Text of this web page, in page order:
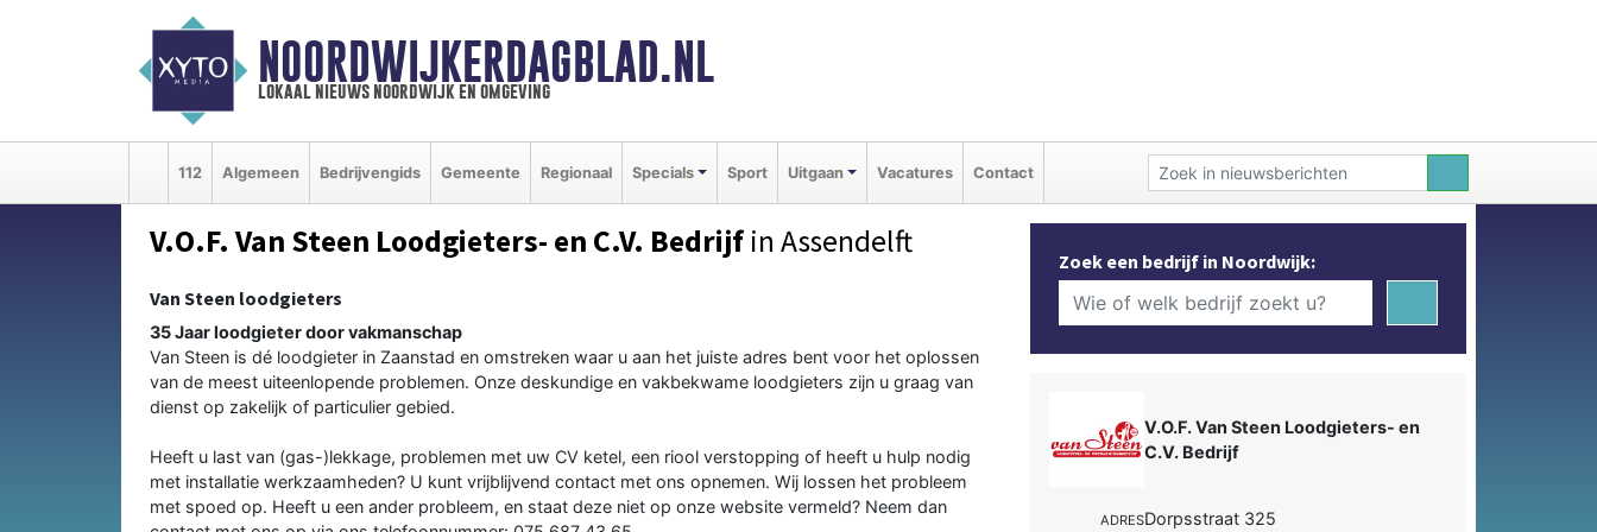
NOORDWIJKERDAGBLAD.NL
lokaal nieuws noordwijk en omgeving
112 Algemeen Bedrijvengids Gemeente Regionaal Specials Sport Uitgaan Vacatures Contact
V.O.F. Van Steen Loodgieters- en C.V. Bedrijf in Assendelft
Van Steen loodgieters
35 Jaar loodgieter door vakmanschap
Van Steen is dé loodgieter in Zaanstad en omstreken waar u aan het juiste adres bent voor het oplossen
van de meest uiteenlopende problemen. Onze deskundige en vakbekwame loodgieters zijn u graag van
dienst op zakelijk of particulier gebied.
Heeft u last van (gas-)lekkage, problemen met uw CV ketel, een riool verstopping of heeft u hulp nodig
met installatie werkzaamheden? U kunt vrijblijvend contact met ons opnemen. Wij lossen het probleem
met spoed op. Heeft u een ander probleem, en staat deze niet op onze website vermeld? Neem dan
Zoek een bedrijf in Noordwijk:
V.O.F. Van Steen Loodgieters- en
C.V. Bedrijf
ADRESDorpsstraat 325